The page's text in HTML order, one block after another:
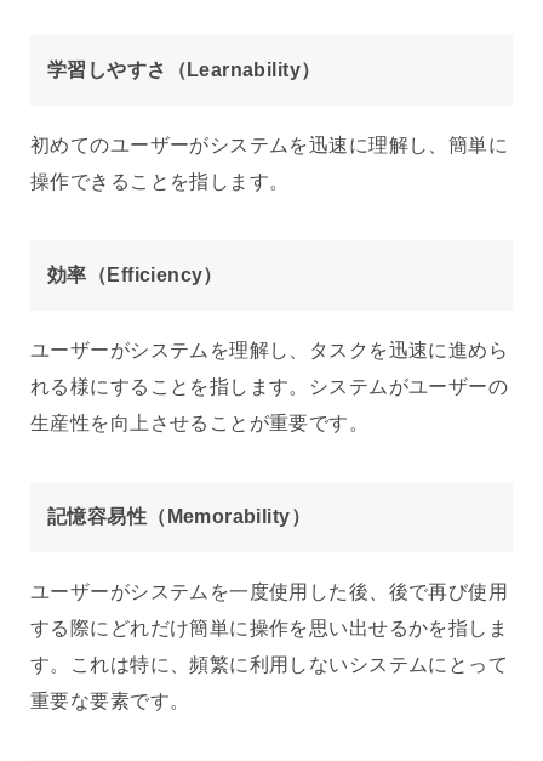
学習しやすさ（Learnability）
初めてのユーザーがシステムを迅速に理解し、簡単に
操作できることを指します。
効率（Efficiency）
ユーザーがシステムを理解し、タスクを迅速に進めら
れる様にすることを指します。システムがユーザーの
生産性を向上させることが重要です。
記憶容易性（Memorability）
ユーザーがシステムを一度使用した後、後で再び使用
する際にどれだけ簡単に操作を思い出せるかを指しま
す。これは特に、頻繁に利用しないシステムにとって
重要な要素です。